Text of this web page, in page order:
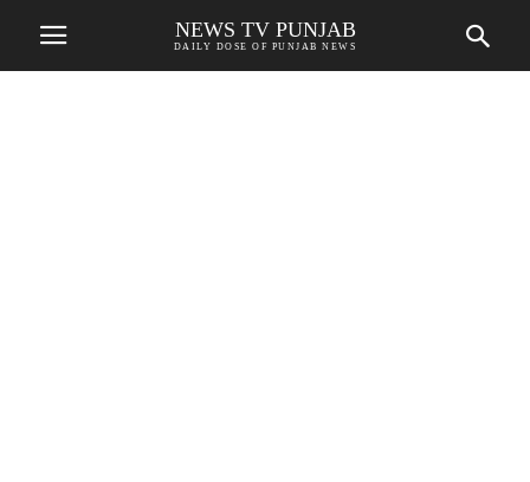
NEWS TV PUNJAB
DAILY DOSE OF PUNJAB NEWS